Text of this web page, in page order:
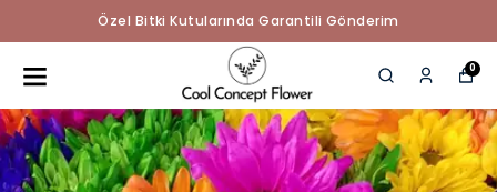
Özel Bitki Kutularında Garantili Gönderim
0